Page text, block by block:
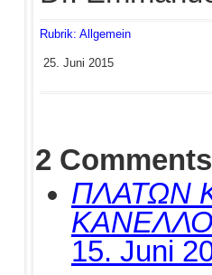
Rubrik: Allgemein
25. Juni 2015
2 Comments
ΠΛΑΤΩΝ
15. Juni